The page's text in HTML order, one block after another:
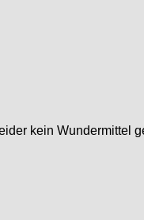
kein Wundermittel